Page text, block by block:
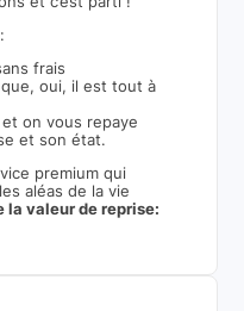
frais
oui, il est tout à
et on vous repaye
et son état.
premium qui
aléas de la vie
la valeur de reprise: